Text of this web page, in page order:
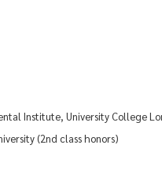
Institute, University College
(2nd class honors)